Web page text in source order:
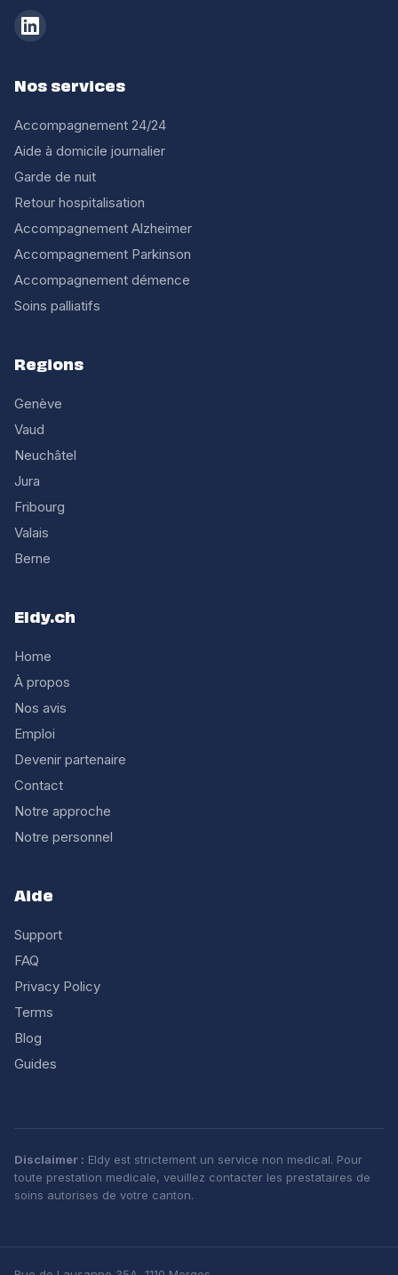
Nos services
Accompagnement 24/24
Aide à domicile journalier
Garde de nuit
Retour hospitalisation
Accompagnement Alzheimer
Accompagnement Parkinson
Accompagnement démence
Soins palliatifs
Regions
Genève
Vaud
Neuchâtel
Jura
Fribourg
Valais
Berne
Eldy.ch
Home
À propos
Nos avis
Emploi
Devenir partenaire
Contact
Notre approche
Notre personnel
Aide
Support
FAQ
Privacy Policy
Terms
Blog
Guides
Disclaimer : Eldy est strictement un service non medical. Pour
toute prestation medicale, veuillez contacter les prestataires de
soins autorises de votre canton.